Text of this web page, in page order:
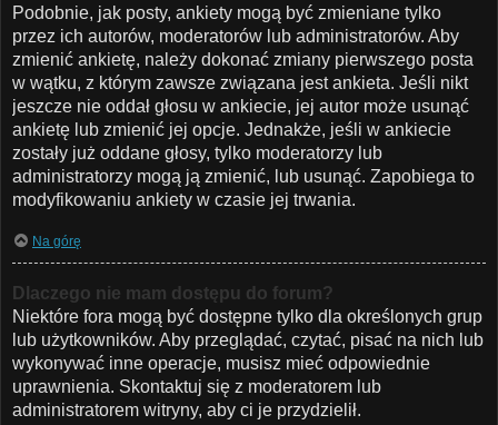
Podobnie, jak posty, ankiety mogą być zmieniane tylko
przez ich autorów, moderatorów lub administratorów. Aby
zmienić ankietę, należy dokonać zmiany pierwszego posta
w wątku, z którym zawsze związana jest ankieta. Jeśli nikt
jeszcze nie oddał głosu w ankiecie, jej autor może usunąć
ankietę lub zmienić jej opcje. Jednakże, jeśli w ankiecie
zostały już oddane głosy, tylko moderatorzy lub
administratorzy mogą ją zmienić, lub usunąć. Zapobiega to
modyfikowaniu ankiety w czasie jej trwania.
Na górę
Dlaczego nie mam dostępu do forum?
Niektóre fora mogą być dostępne tylko dla określonych grup
lub użytkowników. Aby przeglądać, czytać, pisać na nich lub
wykonywać inne operacje, musisz mieć odpowiednie
uprawnienia. Skontaktuj się z moderatorem lub
administratorem witryny, aby ci je przydzielił.